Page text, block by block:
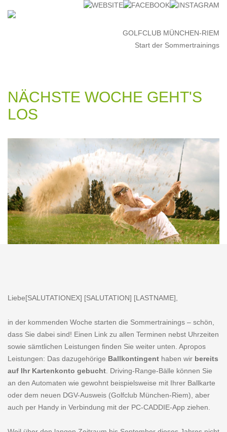
GOLFCLUB MÜNCHEN-RIEM
Start der Sommertrainings
NÄCHSTE WOCHE GEHT'S
LOS
Liebe[SALUTATIONEX] [SALUTATION] [LASTNAME],
in der kommenden Woche starten die Sommertrainings – schön,
dass Sie dabei sind! Einen Link zu allen Terminen nebst Uhrzeiten
sowie sämtlichen Leistungen finden Sie weiter unten. Apropos
Leistungen: Das dazugehörige Ballkontingent haben wir bereits
auf Ihr Kartenkonto gebucht . Driving-Range-Bälle können Sie
an den Automaten wie gewohnt beispielsweise mit Ihrer Ballkarte
oder dem neuen DGV-Ausweis (Golfclub München-Riem), aber
auch per Handy in Verbindung mit der PC-CADDIE-App ziehen.